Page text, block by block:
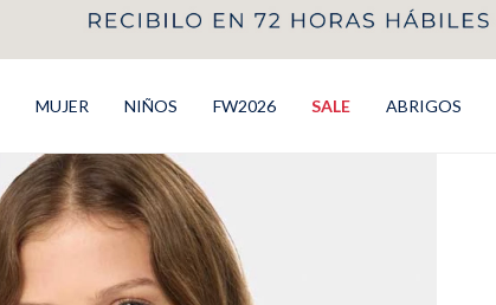
MUJER NIÑOS FW2026 SALE ABRIGOS